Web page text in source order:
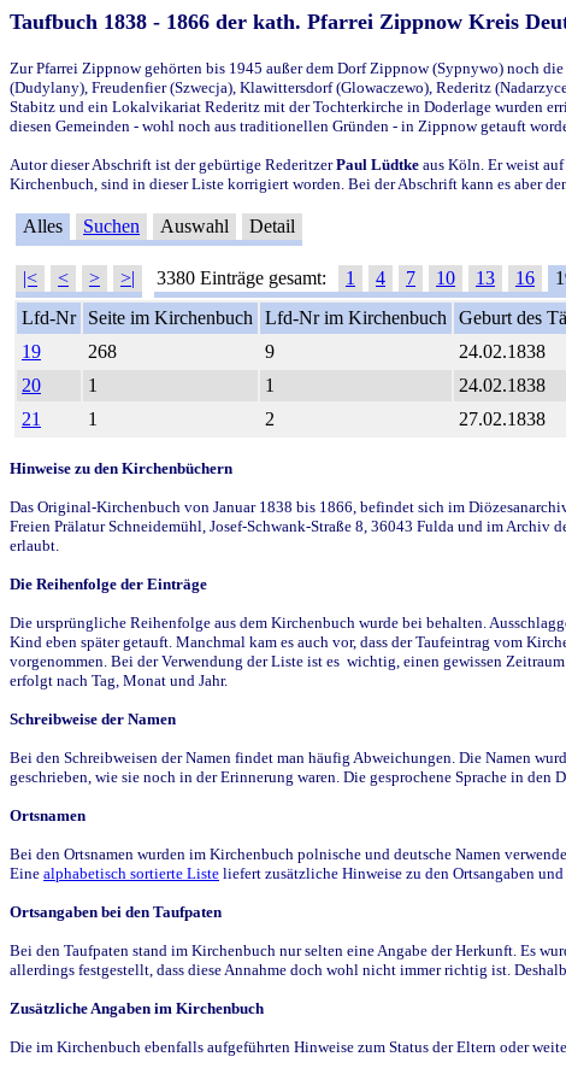
Taufbuch 1838 - 1866 der kath. Pfarrei Zippnow Kreis
Zur Pfarrei Zippnow gehörten bis 1945 außer dem Dorf Zippnow (Sypnywo) noch
(Dudylany), Freudenfier (Szwecja), Klawittersdorf (Glowaczewo), Rederitz
Stabitz und ein Lokalvikariat Rederitz mit der Tochterkirche in Doderlage wurden
diesen Gemeinden - wohl noch aus traditionellen Gründen - in Zippnow getauft
Autor dieser Abschrift ist der gebürtige RederitzerPaul Lüdtke aus Köln. Er weist
Kirchenbuch, sind in dieser Liste korrigiert worden. Bei der Abschrift kann es aber
Alles Suchen Auswahl Detail
|< < > >| 3380 Einträge gesamt: 1 4 7 10 13 16
Lfd-Nr
Seite im Kirchenbuch Lfd-Nr im Kirchenbuch Geburt des
19
268 9 24.02.1838
20
1 1 24.02.1838
21
1 2 27.02.1838
Hinweise zu den Kirchenbüchern
Das Original-Kirchenbuch von Januar 1838 bis 1866, befindet sich im
Freien Prälatur Schneidemühl, Josef-Schwank-Straße 8, 36043 Fulda und im Archiv
erlaubt.
Die Reihenfolge der Einträge
Die ursprüngliche Reihenfolge aus dem Kirchenbuch wurde bei behalten.
Kind eben später getauft. Manchmal kam es auch vor, dass der Taufeintrag vom
vorgenommen. Bei der Verwendung der Liste ist es wichtig, einen gewissen
erfolgt nach Tag, Monat und Jahr.
Schreibweise der Namen
Bei den Schreibweisen der Namen findet man häufig Abweichungen. Die Namen
geschrieben, wie sie noch in der Erinnerung waren. Die gesprochene Sprache in
Ortsnamen
Bei den Ortsnamen wurden im Kirchenbuch polnische und deutsche Namen
Eine alphabetisch sortierte Liste liefert zusätzliche Hinweise zu den Ortsangaben
Ortsangaben bei den Taufpaten
Bei den Taufpaten stand im Kirchenbuch nur selten eine Angabe der Herkunft. Es
allerdings festgestellt, dass diese Annahme doch wohl nicht immer richtig ist.
Zusätzliche Angaben im Kirchenbuch
Die im Kirchenbuch ebenfalls aufgeführten Hinweise zum Status der Eltern oder